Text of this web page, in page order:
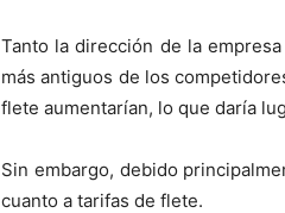
Tanto la dirección de la
más antiguos de los
flete aumentarían, lo que daría
Sin embargo, debido
cuanto a tarifas de flete.